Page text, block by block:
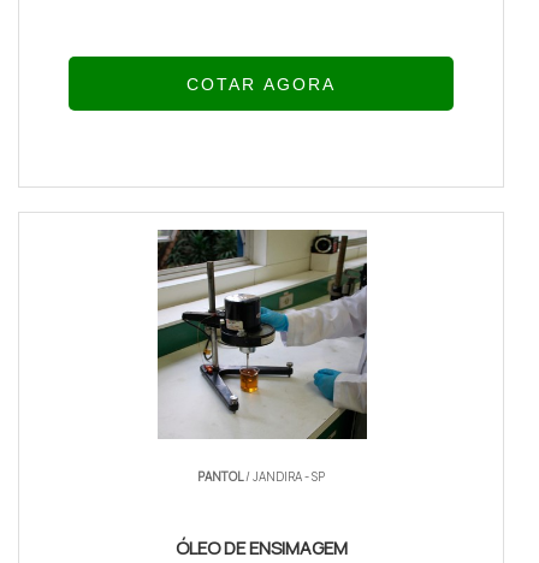
COTAR AGORA
PANTOL/ JANDIRA - SP
ÓLEO DE ENSIMAGEM